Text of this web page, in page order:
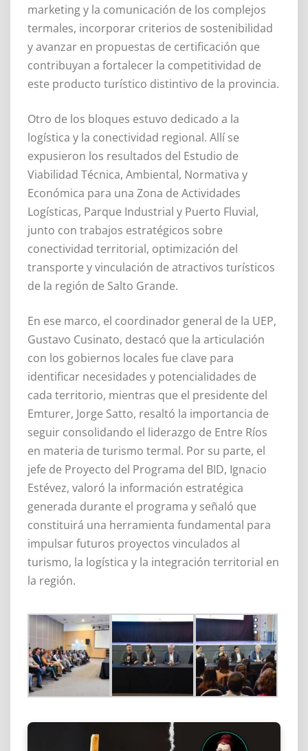
marketing y la comunicación de los complejos
termales, incorporar criterios de sostenibilidad
y avanzar en propuestas de certificación que
contribuyan a fortalecer la competitividad de
este producto turístico distintivo de la provincia.
Otro de los bloques estuvo dedicado a la
logística y la conectividad regional. Allí se
expusieron los resultados del Estudio de
Viabilidad Técnica, Ambiental, Normativa y
Económica para una Zona de Actividades
Logísticas, Parque Industrial y Puerto Fluvial,
junto con trabajos estratégicos sobre
conectividad territorial, optimización del
transporte y vinculación de atractivos turísticos
de la región de Salto Grande.
En ese marco, el coordinador general de la UEP,
Gustavo Cusinato, destacó que la articulación
con los gobiernos locales fue clave para
identificar necesidades y potencialidades de
cada territorio, mientras que el presidente del
Emturer, Jorge Satto, resaltó la importancia de
seguir consolidando el liderazgo de Entre Ríos
en materia de turismo termal. Por su parte, el
jefe de Proyecto del Programa del BID, Ignacio
Estévez, valoró la información estratégica
generada durante el programa y señaló que
constituirá una herramienta fundamental para
impulsar futuros proyectos vinculados al
turismo, la logística y la integración territorial en
la región.